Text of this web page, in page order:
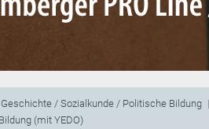
Geschichte / Sozialkunde / Politische Bildung
(mit YEDO)